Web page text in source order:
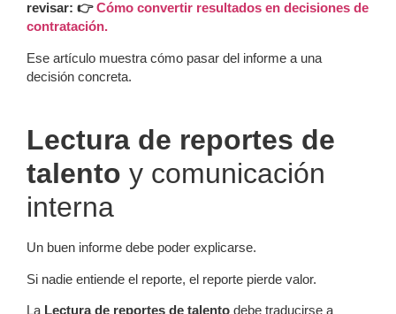
revisar: 👉Cómo convertir resultados en decisiones de
contratación.
Ese artículo muestra cómo pasar del informe a una
decisión concreta.
Lectura de reportes de
talento y comunicación
interna
Un buen informe debe poder explicarse.
Si nadie entiende el reporte, el reporte pierde valor.
La Lectura de reportes de talento debe traducirse a